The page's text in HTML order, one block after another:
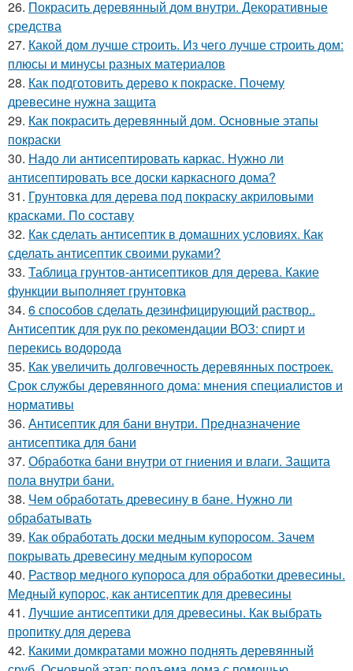
26. Покрасить деревянный дом внутри. Декоративные
средства
27. Какой дом лучше строить. Из чего лучше строить дом:
плюсы и минусы разных материалов
28. Как подготовить дерево к покраске. Почему
древесине нужна защита
29. Как покрасить деревянный дом. Основные этапы
покраски
30. Надо ли антисептировать каркас. Нужно ли
антисептировать все доски каркасного дома?
31. Грунтовка для дерева под покраску акриловыми
красками. По составу
32. Как сделать антисептик в домашних условиях. Как
сделать антисептик своими руками?
33. Таблица грунтов-антисептиков для дерева. Какие
функции выполняет грунтовка
34. 6 способов сделать дезинфицирующий раствор..
Антисептик для рук по рекомендации ВОЗ: спирт и
перекись водорода
35. Как увеличить долговечность деревянных построек.
Срок службы деревянного дома: мнения специалистов и
нормативы
36. Антисептик для бани внутри. Предназначение
антисептика для бани
37. Обработка бани внутри от гниения и влаги. Защита
пола внутри бани.
38. Чем обработать древесину в бане. Нужно ли
обрабатывать
39. Как обработать доски медным купоросом. Зачем
покрывать древесину медным купоросом
40. Раствор медного купороса для обработки древесины.
Медный купорос, как антисептик для древесины
41. Лучшие антисептики для древесины. Как выбрать
пропитку для дерева
42. Какими домкратами можно поднять деревянный